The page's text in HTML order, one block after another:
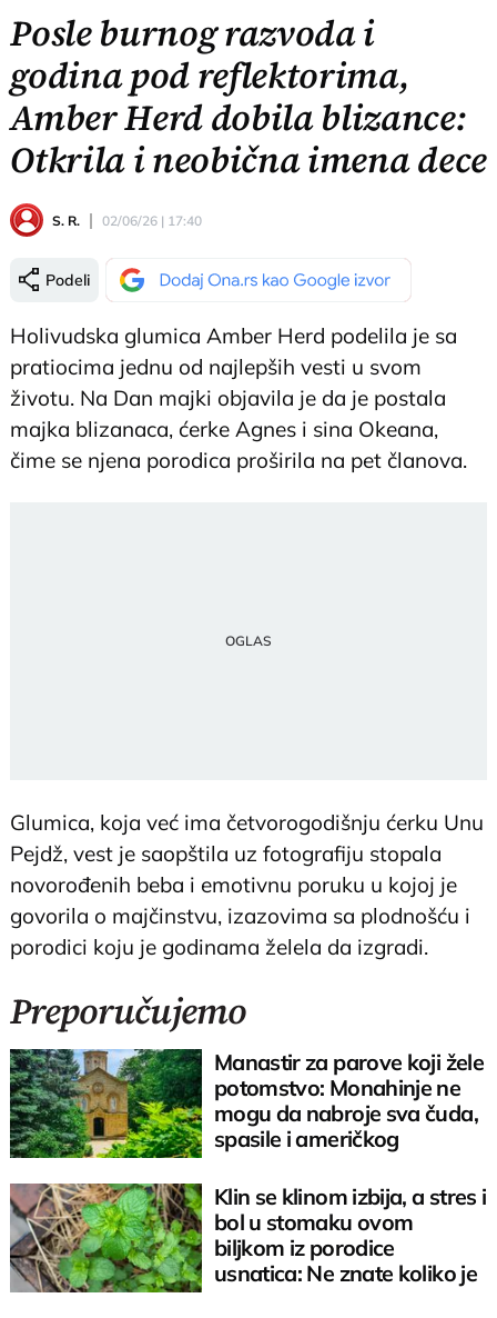
Posle burnog razvoda i
godina pod reflektorima,
Amber Herd dobila blizance:
Otkrila i neobična imena dece
S. R. 02/06/26 | 17:40
Podeli
Holivudska glumica Amber Herd podelila je sa
pratiocima jednu od najlepših vesti u svom
životu. Na Dan majki objavila je da je postala
majka blizanaca, ćerke Agnes i sina Okeana,
čime se njena porodica proširila na pet članova.
Glumica, koja već ima četvorogodišnju ćerku Unu
Pejdž, vest je saopštila uz fotografiju stopala
novorođenih beba i emotivnu poruku u kojoj je
govorila o majčinstvu, izazovima sa plodnošću i
porodici koju je godinama želela da izgradi.
Preporučujemo
Manastir za parove koji žele
potomstvo: Monahinje ne
mogu da nabroje sva čuda,
spasile i američkog
Klin se klinom izbija, a stres i
bol u stomaku ovom
biljkom iz porodice
usnatica: Ne znate koliko je